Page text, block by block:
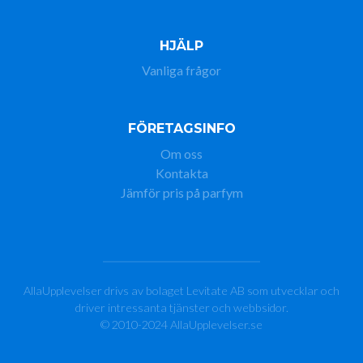
HJÄLP
Vanliga frågor
FÖRETAGSINFO
Om oss
Kontakta
Jämför pris på parfym
AllaUpplevelser drivs av bolaget Levitate AB som utvecklar och
driver intressanta tjänster och webbsidor.
© 2010-2024 AllaUpplevelser.se